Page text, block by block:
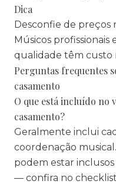
Dica
Desconfie de preços
Músicos
qualidade têm custo
Perguntas frequentes
casamento
O que está incluído no
casamento?
Geralmente inclui
coordenação
podem estar
— confira no